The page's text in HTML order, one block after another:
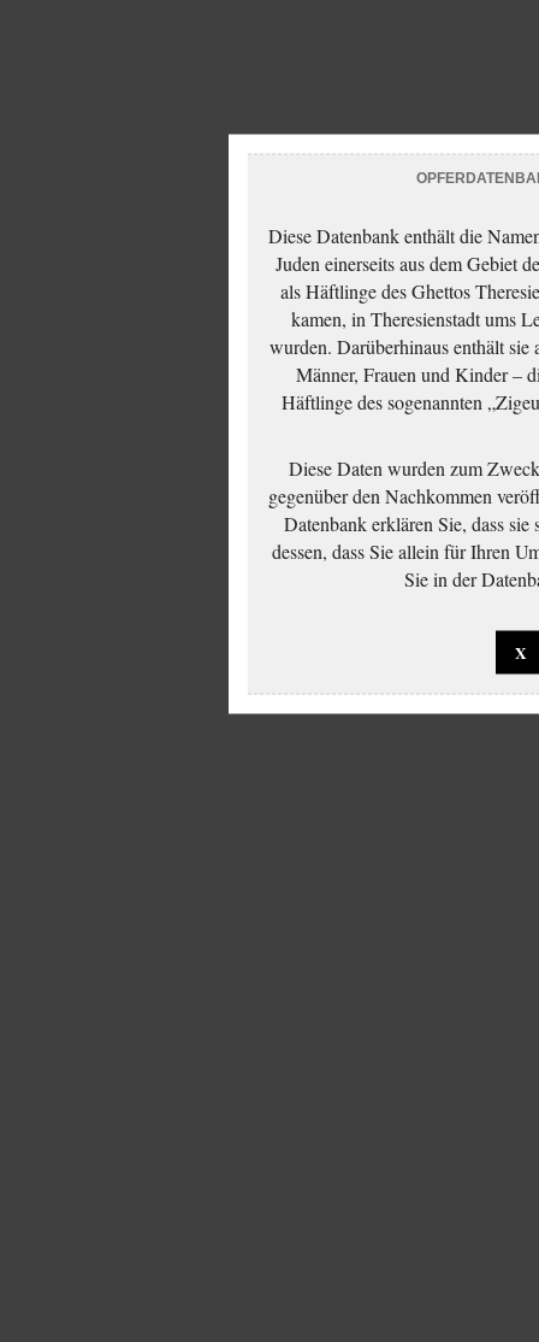
Diese Datenbank enthält die
Juden einerseits aus dem Gebiet
als Häftlinge des Ghettos
kamen, in Theresienstadt ums
wurden. Darüberhinaus enthält
Männer, Frauen und Kinder –
Häftlinge des sogenannten
Diese Daten wurden zum
gegenüber den Nachkommen
Datenbank erklären Sie, dass sie
dessen, dass Sie allein für Ihren
Sie in der
X